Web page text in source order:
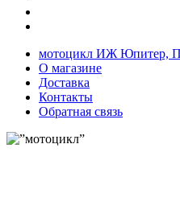
мотоцикл ИЖ Юпитер,
О магазине
Доставка
Контакты
Обратная связь